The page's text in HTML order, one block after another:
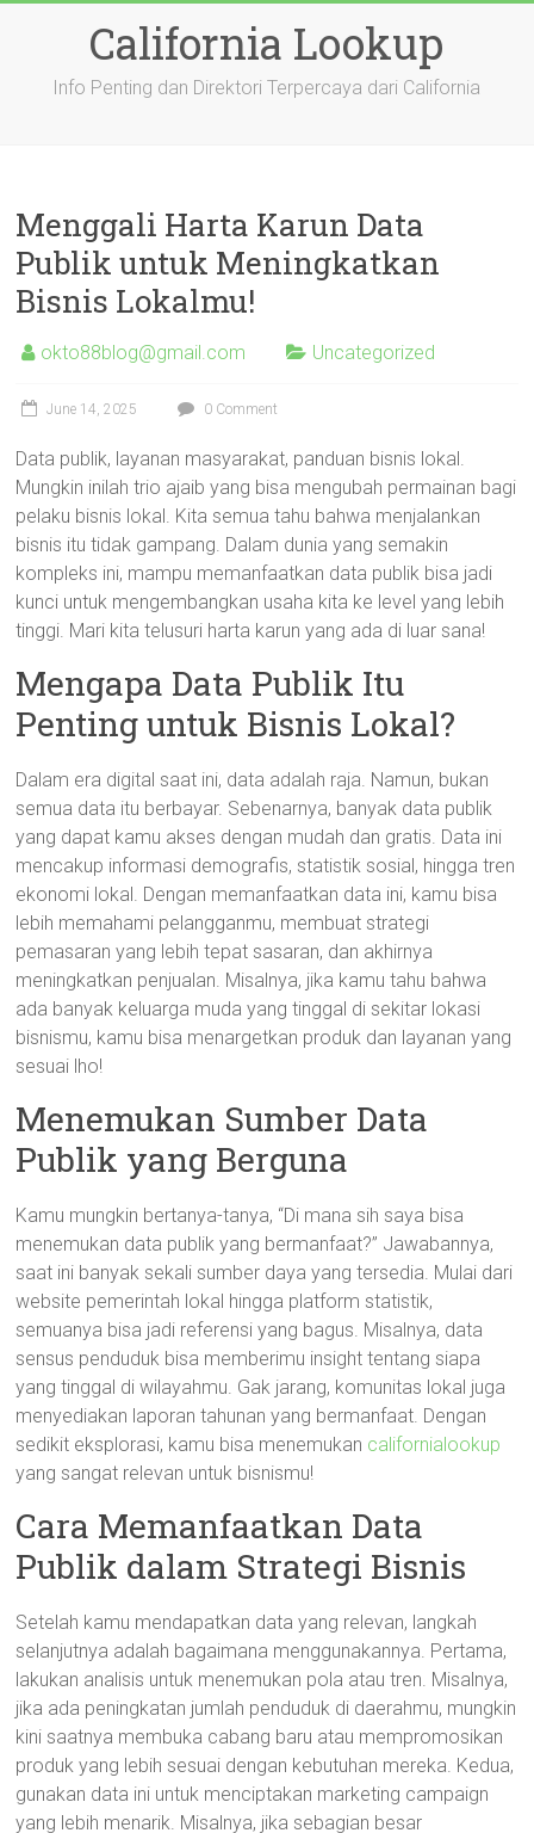
California Lookup
Info Penting dan Direktori Terpercaya dari California
Menggali Harta Karun Data
Publik untuk Meningkatkan
Bisnis Lokalmu!
okto88blog@gmail.com Uncategorized
June 14, 2025 0 Comment
Data publik, layanan masyarakat, panduan bisnis lokal.
Mungkin inilah trio ajaib yang bisa mengubah permainan bagi
pelaku bisnis lokal. Kita semua tahu bahwa menjalankan
bisnis itu tidak gampang. Dalam dunia yang semakin
kompleks ini, mampu memanfaatkan data publik bisa jadi
kunci untuk mengembangkan usaha kita ke level yang lebih
tinggi. Mari kita telusuri harta karun yang ada di luar sana!
Mengapa Data Publik Itu
Penting untuk Bisnis Lokal?
Dalam era digital saat ini, data adalah raja. Namun, bukan
semua data itu berbayar. Sebenarnya, banyak data publik
yang dapat kamu akses dengan mudah dan gratis. Data ini
mencakup informasi demografis, statistik sosial, hingga tren
ekonomi lokal. Dengan memanfaatkan data ini, kamu bisa
lebih memahami pelangganmu, membuat strategi
pemasaran yang lebih tepat sasaran, dan akhirnya
meningkatkan penjualan. Misalnya, jika kamu tahu bahwa
ada banyak keluarga muda yang tinggal di sekitar lokasi
bisnismu, kamu bisa menargetkan produk dan layanan yang
sesuai lho!
Menemukan Sumber Data
Publik yang Berguna
Kamu mungkin bertanya-tanya, “Di mana sih saya bisa
menemukan data publik yang bermanfaat?” Jawabannya,
saat ini banyak sekali sumber daya yang tersedia. Mulai dari
website pemerintah lokal hingga platform statistik,
semuanya bisa jadi referensi yang bagus. Misalnya, data
sensus penduduk bisa memberimu insight tentang siapa
yang tinggal di wilayahmu. Gak jarang, komunitas lokal juga
menyediakan laporan tahunan yang bermanfaat. Dengan
sedikit eksplorasi, kamu bisa menemukan californialookup
yang sangat relevan untuk bisnismu!
Cara Memanfaatkan Data
Publik dalam Strategi Bisnis
Setelah kamu mendapatkan data yang relevan, langkah
selanjutnya adalah bagaimana menggunakannya. Pertama,
lakukan analisis untuk menemukan pola atau tren. Misalnya,
jika ada peningkatan jumlah penduduk di daerahmu, mungkin
kini saatnya membuka cabang baru atau mempromosikan
produk yang lebih sesuai dengan kebutuhan mereka. Kedua,
gunakan data ini untuk menciptakan marketing campaign
yang lebih menarik. Misalnya, jika sebagian besar